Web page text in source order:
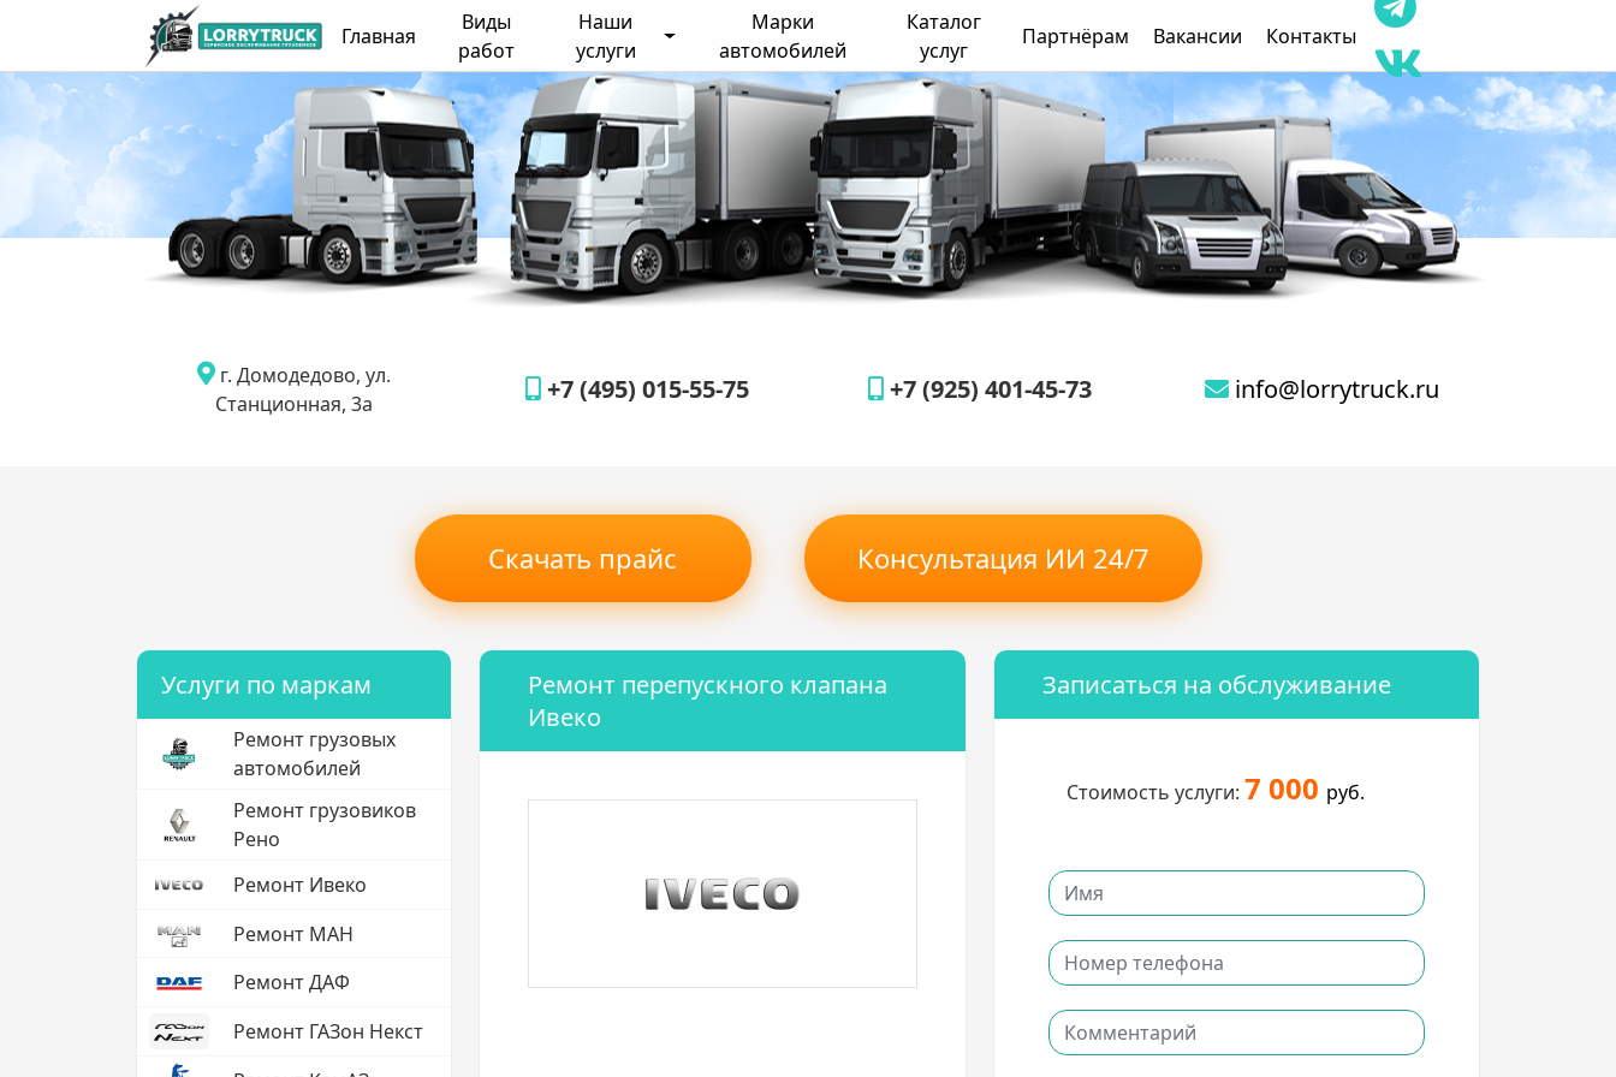
Главная
Виды
работ
Наши
услуги
Марки
автомобилей
Каталог
услуг
Партнёрам Вакансии Контакты
г. Домодедово, ул.
Станционная, 3а
+7 (495) 015-55-75 +7 (925) 401-45-73 info@lorrytruck.ru
Скачать прайс Консультация ИИ 24/7
Услуги по маркам
Ремонт грузовых
автомобилей
Ремонт грузовиков
Рено
Ремонт Ивеко
Ремонт МАН
Ремонт ДАФ
Ремонт ГАЗон Некст
Ремонт перепускного клапана
Ивеко
Записаться на обслуживание
Стоимость услуги: 7 000 руб.